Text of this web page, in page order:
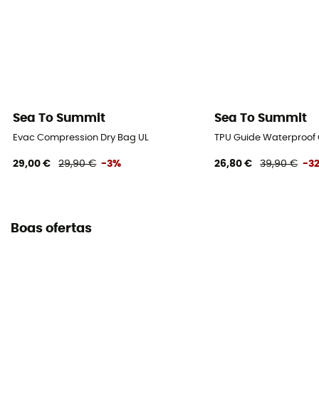
Sea To Summit
Evac Compression Dry Bag UL
29,00 € 29,90 € -3%
Sea To Summit
TPU Guide
26,80 € 39,90 € -
Boas ofertas